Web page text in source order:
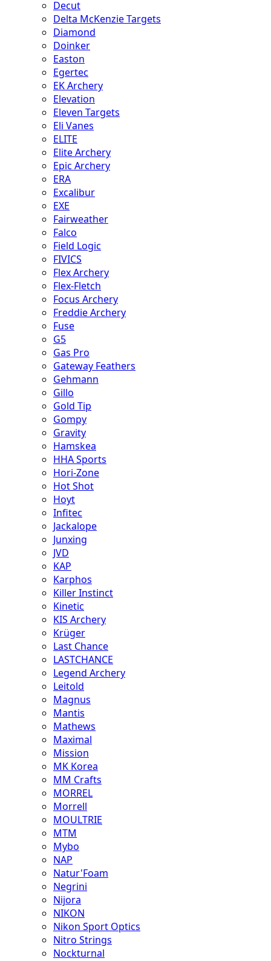
Decut
Delta McKenzie Targets
Diamond
Doinker
Easton
Egertec
EK Archery
Elevation
Eleven Targets
Eli Vanes
ELITE
Elite Archery
Epic Archery
ERA
Excalibur
EXE
Fairweather
Falco
Field Logic
FIVICS
Flex Archery
Flex-Fletch
Focus Archery
Freddie Archery
Fuse
G5
Gas Pro
Gateway Feathers
Gehmann
Gillo
Gold Tip
Gompy
Gravity
Hamskea
HHA Sports
Hori-Zone
Hot Shot
Hoyt
Infitec
Jackalope
Junxing
JVD
KAP
Karphos
Killer Instinct
Kinetic
KIS Archery
Krüger
Last Chance
LASTCHANCE
Legend Archery
Leitold
Magnus
Mantis
Mathews
Maximal
Mission
MK Korea
MM Crafts
MORREL
Morrell
MOULTRIE
MTM
Mybo
NAP
Natur'Foam
Negrini
Nijora
NIKON
Nikon Sport Optics
Nitro Strings
Nockturnal